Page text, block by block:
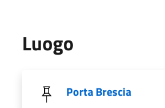
Luogo
Porta Brescia